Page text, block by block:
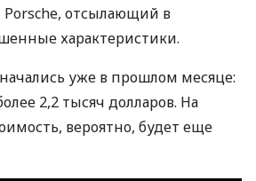
отсылающий в
характеристики.
уже в прошлом месяце:
2,2 тысяч долларов. На
вероятно, будет еще